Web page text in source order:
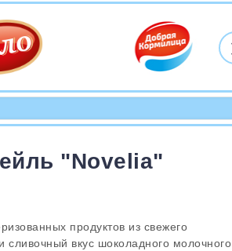
"Novelia"
продуктов из свежего
вкус шоколадного молочного